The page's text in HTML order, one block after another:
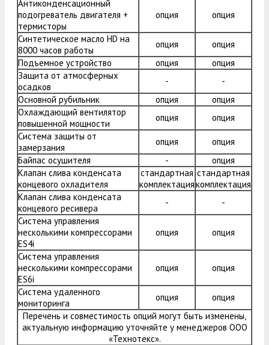
Антиконденсационный
подогреватель двигателя +
термисторы
опция опция
Синтетическое масло HD на
8000 часов работы
опция
опция
Подъемное устройство
опция
опция
Защита от атмосферных
осадков
-
-
Основной рубильник
опция
опция
Охлаждающий вентилятор
повышенной мощности
опция
опция
Система защиты от
замерзания
опция
опция
Байпас осушителя
-
опция
Клапан слива конденсата
концевого охладителя
стандартная
комплектация
стандартная
комплектация
Клапан слива конденсата
концевого ресивера
-
-
Система управления
несколькими компрессорами
ES4i
опция опция
Система управления
несколькими компрессорами
ES6i
опция опция
Система удаленного
мониторинга
опция
опция
Перечень и совместимость опций могут быть изменены,
актуальную информацию уточняйте у менеджеров ООО
«Технотекс».